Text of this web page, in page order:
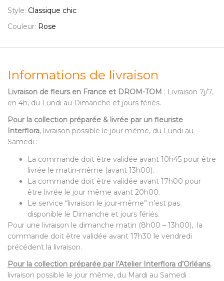
Style: Classique chic
Couleur: Rose
Informations de livraison
Livraison de fleurs en France et DROM-TOM : Livraison 7j/7,
en 4h, du Lundi au Dimanche et jours fériés.
Pour la collection préparée & livrée par un fleuriste
Interflora, livraison possible le jour même, du Lundi au
Samedi :
La commande doit être validée avant 10h45 pour être
livrée le matin-même (avant 13h00).
La commande doit être validée avant 17h00 pour
être livrée le jour même avant 20h00.
Le service “livraison le jour-même” n’est pas
disponible le Dimanche et jours fériés.
Pour une livraison le dimanche matin (8h00 – 13h00), la
commande doit être validée avant 17h30 le vendredi
précédent la livraison.
Pour la collection préparée par l’Atelier Interflora d’Orléans,
livraison possible le jour même, du Mardi au Samedi :